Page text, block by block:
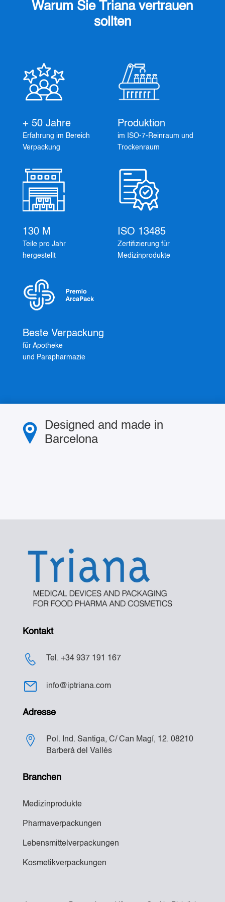
Warum Sie Triana vertrauen
sollten
+ 50 Jahre
Erfahrung im Bereich
Verpackung
Produktion
im ISO-7-Reinraum und
Trockenraum
130 M
Teile pro Jahr
hergestellt
ISO 13485
Zertifizierung für
Medizinprodukte
Beste Verpackung
für Apotheke
und Parapharmazie
Designed and made in
Barcelona
Kontakt
Tel. +34 937 191 167
info@iptriana.com
Adresse
Pol. Ind. Santiga, C/ Can Magí, 12. 08210
Barberá del Vallés
Branchen
Medizinprodukte
Pharmaverpackungen
Lebensmittelverpackungen
Kosmetikverpackungen